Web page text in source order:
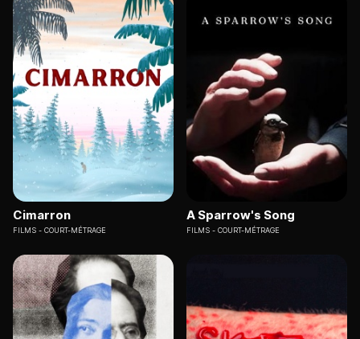
Cimarron
FILMS COURT-MÉTRAGE
A Sparrow's Song
FILMS COURT-MÉTRAGE